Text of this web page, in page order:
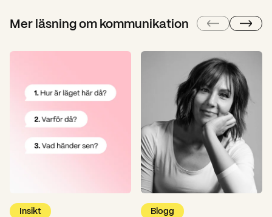
Mer läsning om kommunikation
Insikt Blogg